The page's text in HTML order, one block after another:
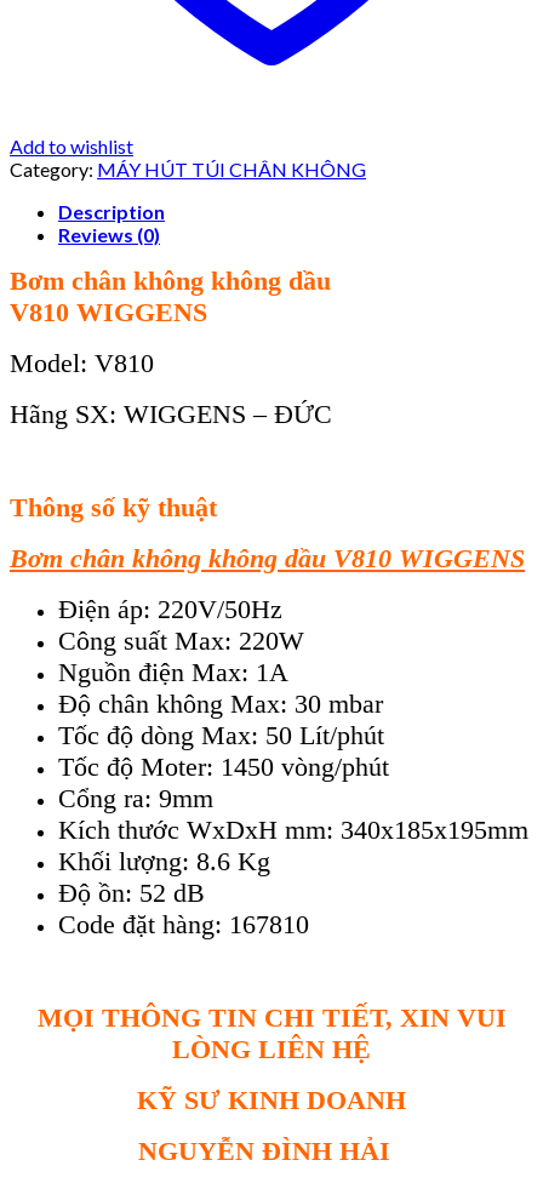
Add to wishlist
Category: MÁY HÚT TÚI CHÂN KHÔNG
Description
Reviews (0)
Bơm chân không không dầu
V810 WIGGENS
Model: V810
Hãng SX: WIGGENS – ĐỨC
Thông số kỹ thuật
Bơm chân không không dầu V810 WIGGENS
Điện áp: 220V/50Hz
Công suất Max: 220W
Nguồn điện Max: 1A
Độ chân không Max: 30 mbar
Tốc độ dòng Max: 50 Lít/phút
Tốc độ Moter: 1450 vòng/phút
Cổng ra: 9mm
Kích thước WxDxH mm: 340x185x195mm
Khối lượng: 8.6 Kg
Độ ồn: 52 dB
Code đặt hàng: 167810
MỌI THÔNG TIN CHI TIẾT, XIN VUI
LÒNG LIÊN HỆ
KỸ SƯ KINH DOANH
NGUYỄN ĐÌNH HẢI